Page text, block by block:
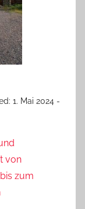
1. Mai 2024 -
von
zum